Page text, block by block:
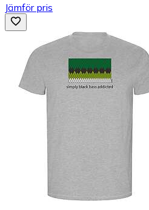
Jämför pris